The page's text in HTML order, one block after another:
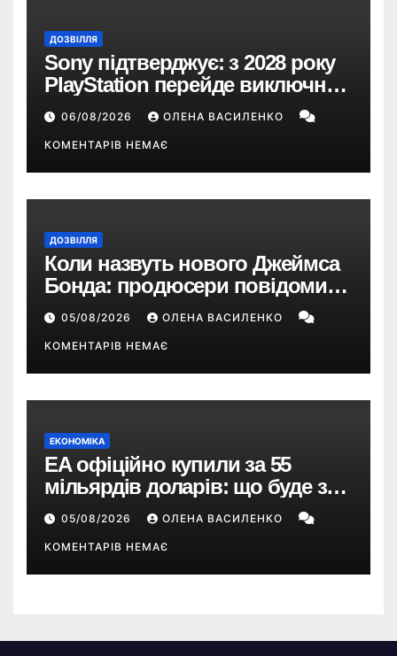
ДОЗВІЛЛЯ
Sony підтверджує: з 2028 року
PlayStation перейде виключно
на цифрові ігри
06/08/2026 ОЛЕНА ВАСИЛЕНКО
КОМЕНТАРІВ НЕМАЄ
ДОЗВІЛЛЯ
Коли назвуть нового Джеймса
Бонда: продюсери повідомили
про терміни кастингу
05/08/2026 ОЛЕНА ВАСИЛЕНКО
КОМЕНТАРІВ НЕМАЄ
ЕКОНОМІКА
EA офіційно купили за 55
мільярдів доларів: що буде з
EA Sports FC, Battlefield і The
Sims
05/08/2026 ОЛЕНА ВАСИЛЕНКО
КОМЕНТАРІВ НЕМАЄ